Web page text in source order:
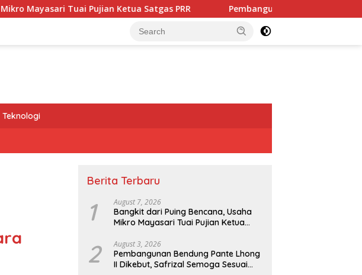
Pujian Ketua Satgas PRR Pembangunan Bendung Pante Lhong II Dikebut,
Teknologi
Berita Terbaru
1 August 7, 2026
Bangkit dari Puing Bencana, Usaha
Mikro Mayasari Tuai Pujian Ketua
2 August 3, 2026
Pembangunan Bendung Pante Lhong
II Dikebut, Safrizal Semoga Sesuai